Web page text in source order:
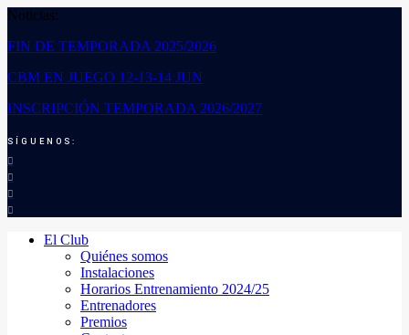
Noticias:
FIN DE TEMPORADA 2025/2026
CBM EN JUEGO 12-13-14 JUN
INSCRIPCIÓN TEMPORADA 2026/2027
SÍGUENOS:
El Club
Quiénes somos
Instalaciones
Horarios Entrenamiento 2024/25
Entrenadores
Premios